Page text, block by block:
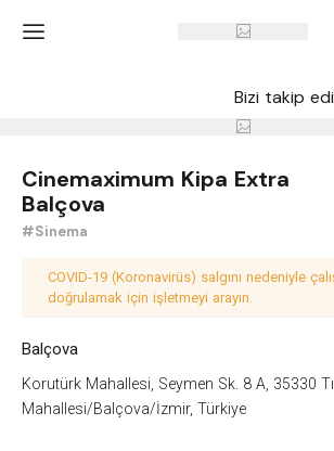
'
Bizi takip
Cinemaximum Kipa Extra
Balçova
#Sinema
COVID-19 (Koronavirüs) salgını nedeniyle
doğrulamak için işletmeyi arayın.
Balçova
Korutürk Mahallesi, Seymen Sk. 8 A, 35330
Mahallesi/Balçova/İzmir, Türkiye